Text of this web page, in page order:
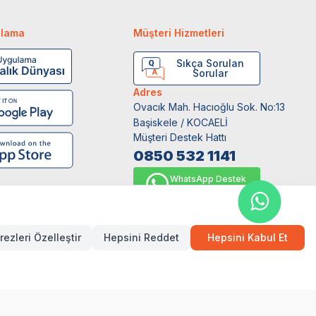
Müşteri Hizmetleri
Sıkça Sorulan
Sorular
Adres
Ovacık Mah. Hacıoğlu Sok. No:13
Başiskele / KOCAELİ
Müşteri Destek Hattı
0850 532 1141
WhatsApp Destek
0554 871 66 20
Özelleştir Hepsini Reddet Hepsini Kabul Et